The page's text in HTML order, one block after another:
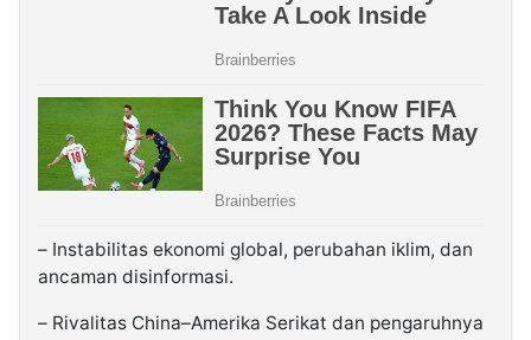
– Instabilitas ekonomi global, perubahan iklim, dan
ancaman disinformasi.
– Rivalitas China–Amerika Serikat dan pengaruhnya